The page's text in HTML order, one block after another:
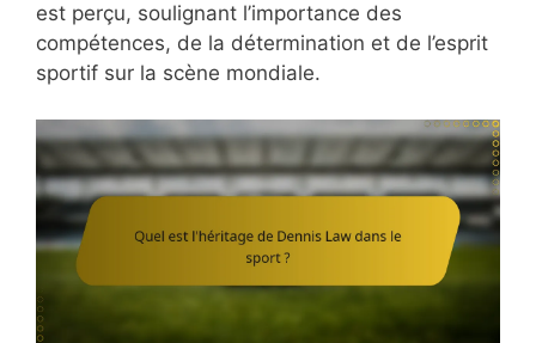
est perçu, soulignant l’importance des
compétences, de la détermination et de l’esprit
sportif sur la scène mondiale.